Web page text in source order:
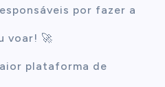
por fazer a
voar! 🚀
plataforma de